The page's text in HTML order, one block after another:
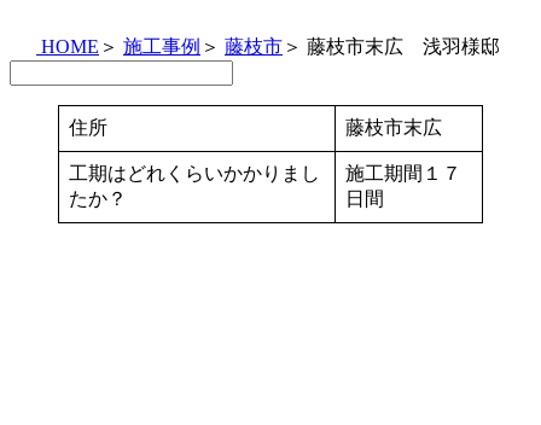
HOME ＞ 施工事例 ＞ 藤枝市 ＞ 藤枝市末広 浅羽様邸
住所 藤枝市末広
工期はどれくらいかかりまし
たか？
施工期間１７
日間